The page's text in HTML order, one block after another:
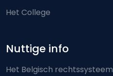
Het College
Nuttige info
Het Belgisch rechtssysteem